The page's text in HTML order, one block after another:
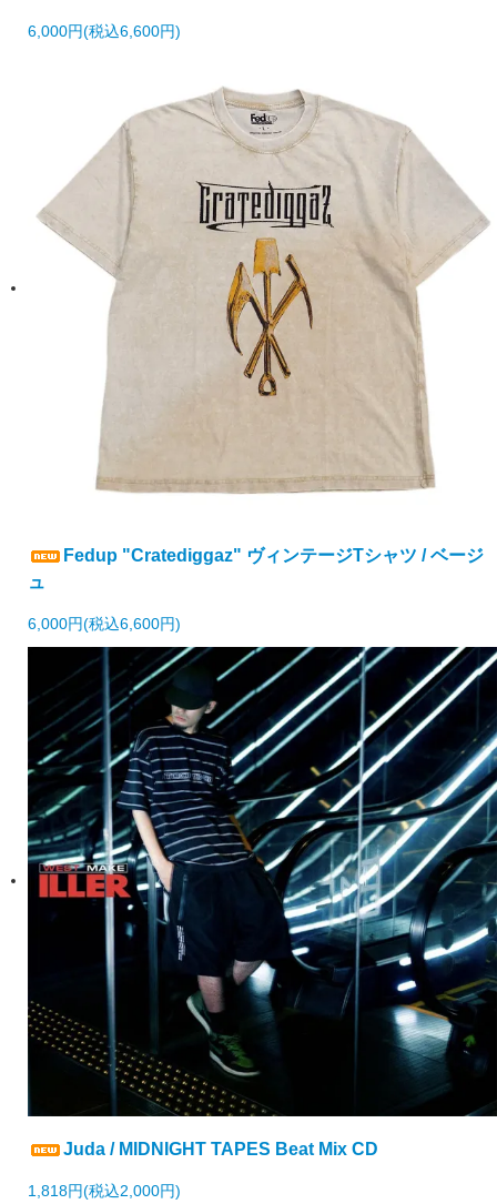
6,000円(税込6,600円)
Fedup "Cratediggaz" ヴィンテージTシャツ / ベージ
ュ
6,000円(税込6,600円)
Juda / MIDNIGHT TAPES Beat Mix CD
1,818円(税込2,000円)